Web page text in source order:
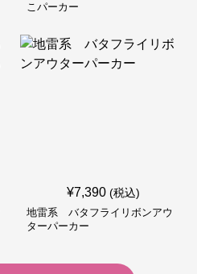
こパーカー
¥7,390 (税込)
地雷系 バタフライリボンアウ
ターパーカー